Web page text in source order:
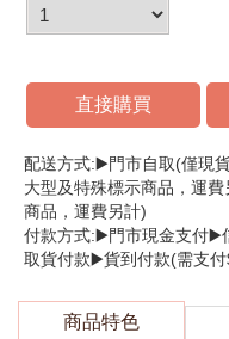
直接購買
配送方式:▶️門市自取(僅現
大型及特殊標示商品，運
商品，運費另計)
付款方式:▶️門市現金支付▶️
取貨付款▶️貨到付款(需支
商品特色